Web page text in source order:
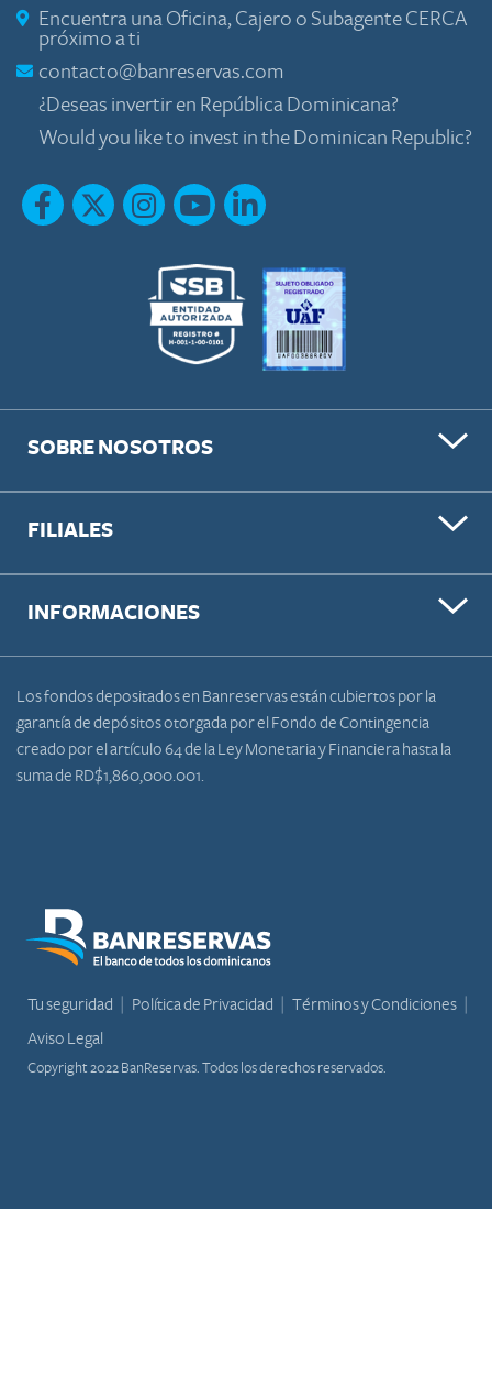
Encuentra una Oficina, Cajero o Subagente CERCA
próximo a ti
contacto@banreservas.com
¿Deseas invertir en República Dominicana?
Would you like to invest in the Dominican Republic?
SOBRE NOSOTROS
FILIALES
INFORMACIONES
Los fondos depositados en Banreservas están cubiertos por la
garantía de depósitos otorgada por el Fondo de Contingencia
creado por el artículo 64 de la Ley Monetaria y Financiera hasta la
suma de RD$1,860,000.001.
Tu seguridad Política de Privacidad
Términos y Condiciones
Aviso Legal
Copyright 2022 BanReservas. Todos los derechos reservados.